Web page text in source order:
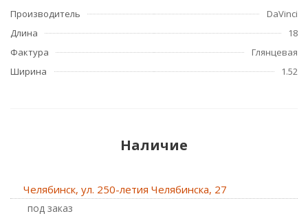
Производитель
DaVinci
Длина
18
Фактура
Глянцевая
Ширина
1.52
Наличие
Челябинск, ул. 250-летия Челябинска, 27
Под заказ